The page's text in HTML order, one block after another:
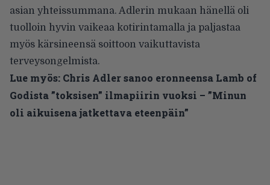
asian yhteissummana. Adlerin mukaan hänellä oli
tuolloin hyvin vaikeaa kotirintamalla ja paljastaa
myös kärsineensä soittoon vaikuttavista
terveysongelmista.
Lue myös: Chris Adler sanoo eronneensa Lamb of
Godista ”toksisen” ilmapiirin vuoksi – ”Minun
oli aikuisena jatkettava eteenpäin”